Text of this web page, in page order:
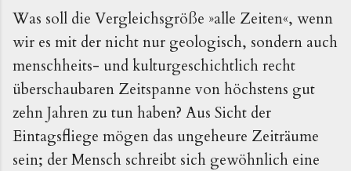
Was soll die Vergleichsgröße »alle Zeiten«, wenn
wir es mit der nicht nur geologisch, sondern auch
menschheits- und kulturgeschichtlich recht
überschaubaren Zeitspanne von höchstens gut
zehn Jahren zu tun haben? Aus Sicht der
Eintagsfliege mögen das ungeheure Zeiträume
sein; der Mensch schreibt sich gewöhnlich eine